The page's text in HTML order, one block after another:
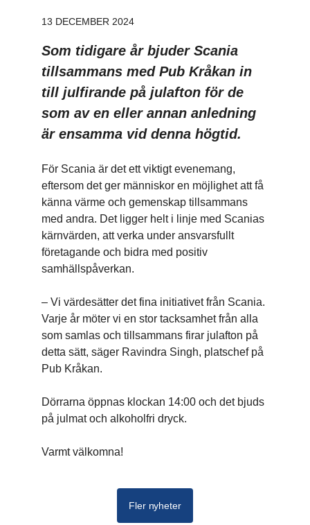
13 DECEMBER 2024
Som tidigare år bjuder Scania
tillsammans med Pub Kråkan in
till julfirande på julafton för de
som av en eller annan anledning
är ensamma vid denna högtid.
För Scania är det ett viktigt evenemang,
eftersom det ger människor en möjlighet att få
känna värme och gemenskap tillsammans
med andra. Det ligger helt i linje med Scanias
kärnvärden, att verka under ansvarsfullt
företagande och bidra med positiv
samhällspåverkan.
– Vi värdesätter det fina initiativet från Scania.
Varje år möter vi en stor tacksamhet från alla
som samlas och tillsammans firar julafton på
detta sätt, säger Ravindra Singh, platschef på
Pub Kråkan.
Dörrarna öppnas klockan 14:00 och det bjuds
på julmat och alkoholfri dryck.
Varmt välkomna!
Fler nyheter